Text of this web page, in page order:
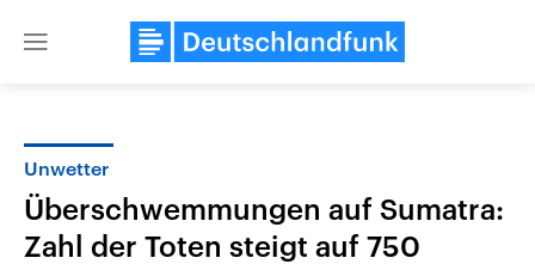
Close
Unwetter
Überschwemmungen auf Sumatra:
Zahl der Toten steigt auf 750